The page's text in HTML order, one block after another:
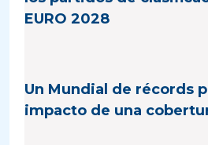
EURO 2028
Un Mundial de récords
impacto de una